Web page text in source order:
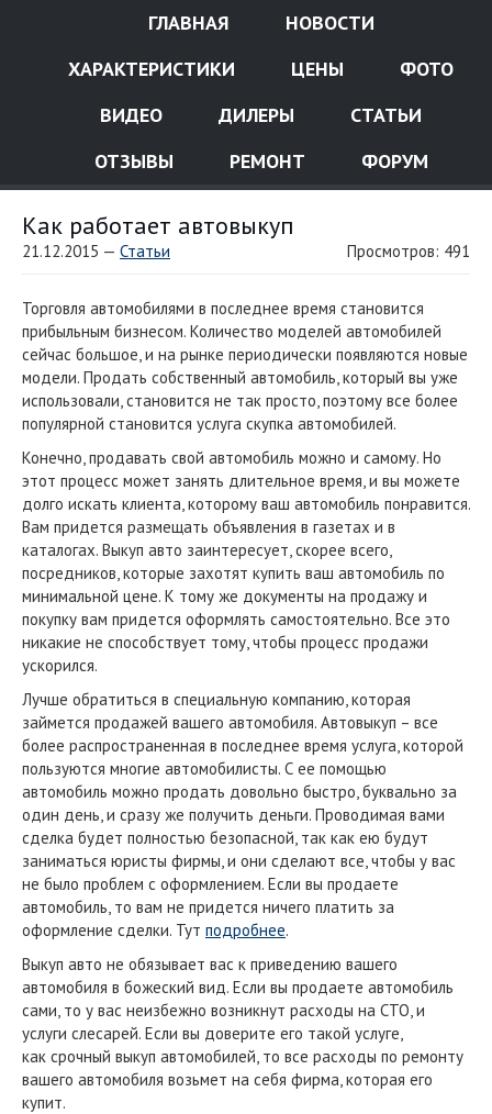
ГЛАВНАЯ
НОВОСТИ
ХАРАКТЕРИСТИКИ
ЦЕНЫ
ФОТО
ВИДЕО
ДИЛЕРЫ
СТАТЬИ
ОТЗЫВЫ
РЕМОНТ ФОРУМ
Как работает автовыкуп
21.12.2015 — Статьи Просмотров: 491
Торговля автомобилями в последнее время становится
прибыльным бизнесом. Количество моделей автомобилей
сейчас большое, и на рынке периодически появляются новые
модели. Продать собственный автомобиль, который вы уже
использовали, становится не так просто, поэтому все более
популярной становится услуга скупка автомобилей.
Конечно, продавать свой автомобиль можно и самому. Но
этот процесс может занять длительное время, и вы можете
долго искать клиента, которому ваш автомобиль понравится.
Вам придется размещать объявления в газетах и в
каталогах. Выкуп авто заинтересует, скорее всего,
посредников, которые захотят купить ваш автомобиль по
минимальной цене. К тому же документы на продажу и
покупку вам придется оформлять самостоятельно. Все это
никакие не способствует тому, чтобы процесс продажи
ускорился.
Лучше обратиться в специальную компанию, которая
займется продажей вашего автомобиля. Автовыкуп – все
более распространенная в последнее время услуга, которой
пользуются многие автомобилисты. С ее помощью
автомобиль можно продать довольно быстро, буквально за
один день, и сразу же получить деньги. Проводимая вами
сделка будет полностью безопасной, так как ею будут
заниматься юристы фирмы, и они сделают все, чтобы у вас
не было проблем с оформлением. Если вы продаете
автомобиль, то вам не придется ничего платить за
оформление сделки. Тут подробнее.
Выкуп авто не обязывает вас к приведению вашего
автомобиля в божеский вид. Если вы продаете автомобиль
сами, то у вас неизбежно возникнут расходы на СТО, и
услуги слесарей. Если вы доверите его такой услуге,
как срочный выкуп автомобилей, то все расходы по ремонту
вашего автомобиля возьмет на себя фирма, которая его
купит.